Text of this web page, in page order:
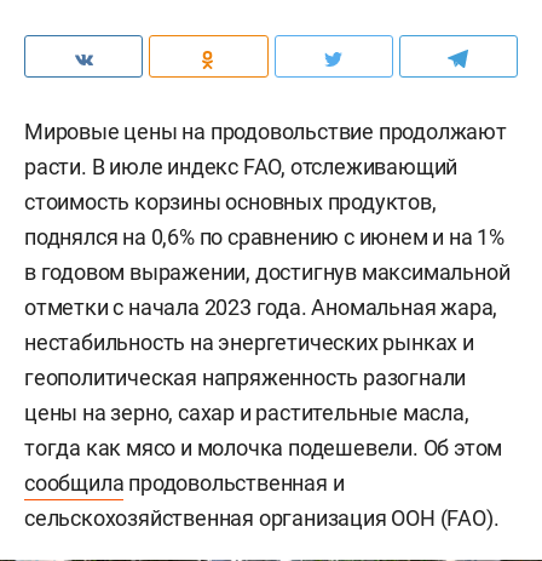
Мировые цены на продовольствие продолжают
расти. В июле индекс FAO, отслеживающий
стоимость корзины основных продуктов,
поднялся на 0,6% по сравнению с июнем и на 1%
в годовом выражении, достигнув максимальной
отметки с начала 2023 года. Аномальная жара,
нестабильность на энергетических рынках и
геополитическая напряженность разогнали
цены на зерно, сахар и растительные масла,
тогда как мясо и молочка подешевели. Об этом
сообщила продовольственная и
сельскохозяйственная организация ООН (FAO).